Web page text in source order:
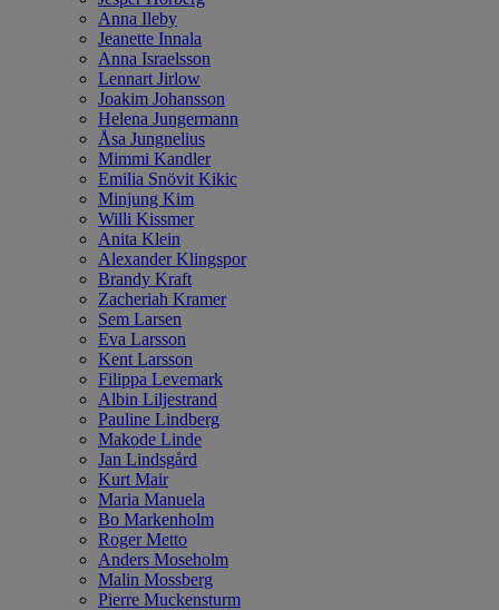
Anna Ileby
Jeanette Innala
Anna Israelsson
Lennart Jirlow
Joakim Johansson
Helena Jungermann
Åsa Jungnelius
Mimmi Kandler
Emilia Snövit Kikic
Minjung Kim
Willi Kissmer
Anita Klein
Alexander Klingspor
Brandy Kraft
Zacheriah Kramer
Sem Larsen
Eva Larsson
Kent Larsson
Filippa Levemark
Albin Liljestrand
Pauline Lindberg
Makode Linde
Jan Lindsgård
Kurt Mair
Maria Manuela
Bo Markenholm
Roger Metto
Anders Moseholm
Malin Mossberg
Pierre Muckensturm